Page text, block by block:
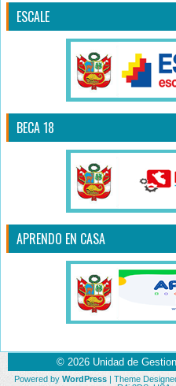
ESCALE
BECA 18
APRENDO EN CASA
© 2026 Unidad de
Powered by WordPress| Theme